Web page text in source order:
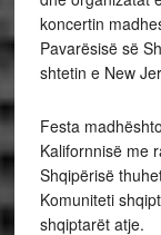
koncertin
Pavarësisë së
shtetin e New
Festa
Kalifornnisë me
Shqipërisë
Komuniteti
shqiptarët atje.